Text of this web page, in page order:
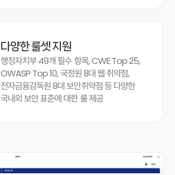
다양한 룰셋 지원
행정자치부 49개 필수 항목, CWE Top 25,
OWASP Top 10, 국정원 8대 웹 취약점,
전자금융감독원 8대 보안취약점 등 다양한
국내외 보안 표준에 대한 룰 제공